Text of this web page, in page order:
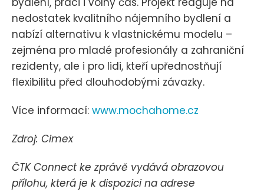
nedostatek kvalitního nájemního bydlení a
nabízí alternativu k vlastnickému modelu –
zejména pro mladé profesionály a zahraniční
rezidenty, ale i pro lidi, kteří upřednostňují
flexibilitu před dlouhodobými závazky.
Více informací: www.mochahome.cz
Zdroj: Cimex
ČTK Connect ke zprávě vydává obrazovou
přílohu, která je k dispozici na adrese